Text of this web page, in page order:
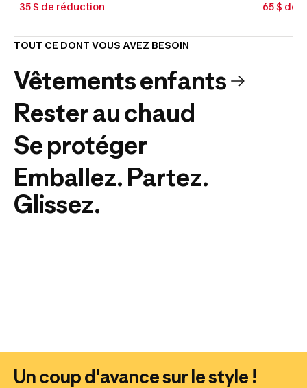
35 $ de réduction 65 $ de
TOUT CE DONT VOUS AVEZ BESOIN
Vêtements enfants
Rester au chaud
Se protéger
Emballez. Partez.
Glissez.
Un coup d'avance sur le style !